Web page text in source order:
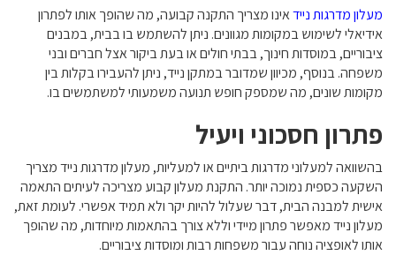
מעלון מדרגות ניידאינו מצריך התקנה קבועה, מה שהופך אותו לפתרון
אידיאלי לשימוש במקומות מגוונים. ניתן להשתמש בו בבית, במבנים
ציבוריים, במוסדות חינוך, בבתי חולים או בעת ביקור אצל חברים ובני
משפחה. בנוסף, מכיוון שמדובר במתקן נייד, ניתן להעבירו בקלות בין
מקומות שונים, מה שמספק חופש תנועה משמעותי למשתמשים בו.
פתרון חסכוני ויעיל
בהשוואה למעלוני מדרגות ביתיים או למעליות, מעלון מדרגות נייד מצריך
השקעה כספית נמוכה יותר. התקנת מעלון קבוע מצריכה לעיתים התאמה
אישית למבנה הבית, דבר שעלול להיות יקר ולא תמיד אפשרי. לעומת זאת,
מעלון נייד מאפשר פתרון מיידי וללא צורך בהתאמות מיוחדות, מה שהופך
אותו לאופציה נוחה עבור משפחות רבות ומוסדות ציבוריים.